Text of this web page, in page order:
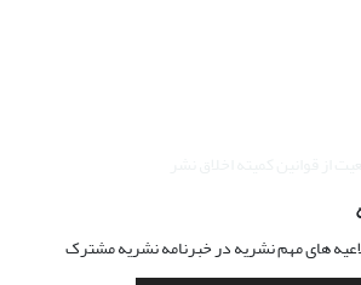
های مهم نشریه در خبرنامه نشریه مشترک